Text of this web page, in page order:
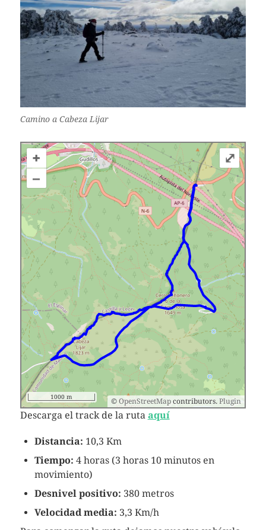
Camino a Cabeza Lijar
+
–
©OpenStreetMap contributors. Plugin
1000 m
⤢
Descarga el track de la ruta aquí
Distancia: 10,3 Km
Tiempo: 4 horas (3 horas 10 minutos en
movimiento)
Desnivel positivo: 380 metros
Velocidad media: 3,3 Km/h